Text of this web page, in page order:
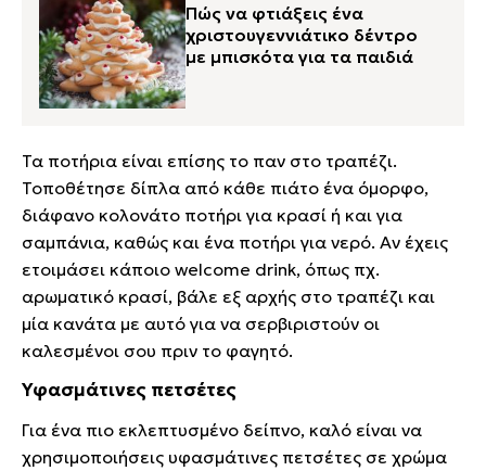
Πώς να φτιάξεις ένα
χριστουγεννιάτικο δέντρο
με μπισκότα για τα παιδιά
Τα ποτήρια είναι επίσης το παν στο τραπέζι.
Τοποθέτησε δίπλα από κάθε πιάτο ένα όμορφο,
διάφανο κολονάτο ποτήρι για κρασί ή και για
σαμπάνια, καθώς και ένα ποτήρι για νερό. Αν έχεις
ετοιμάσει κάποιο welcome drink, όπως πχ.
αρωματικό κρασί, βάλε εξ αρχής στο τραπέζι και
μία κανάτα με αυτό για να σερβιριστούν οι
καλεσμένοι σου πριν το φαγητό.
Υφασμάτινες πετσέτες
Για ένα πιο εκλεπτυσμένο δείπνο, καλό είναι να
χρησιμοποιήσεις υφασμάτινες πετσέτες σε χρώμα